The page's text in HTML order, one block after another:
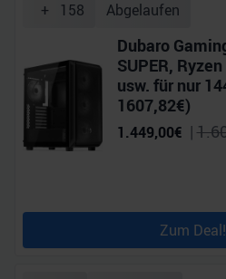
+ 158 Abgelaufen
Dubaro
SUPER,
usw. für nur
1607,82€)
1.449,00€ |
Zum Deal!